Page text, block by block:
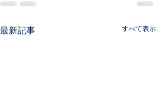
最新記事 すべて表示